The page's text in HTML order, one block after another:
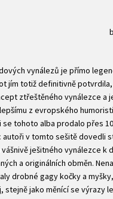
vynálezů je přímo
jím totiž definitivně
ztřeštěného vynálezce a
z evropského
se tohoto alba prodalo přes
autoři v tomto sešitě dovedli
ješitného vynálezce k
a originálních obměn.
drobné gagy kočky a
stejně jako měnící se výrazy